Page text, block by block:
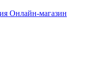
Онлайн-магазин